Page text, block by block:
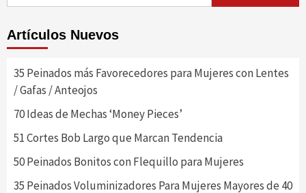
Artículos Nuevos
35 Peinados más Favorecedores para Mujeres con Lentes
/ Gafas / Anteojos
70 Ideas de Mechas ‘Money Pieces’
51 Cortes Bob Largo que Marcan Tendencia
50 Peinados Bonitos con Flequillo para Mujeres
35 Peinados Voluminizadores Para Mujeres Mayores de 40